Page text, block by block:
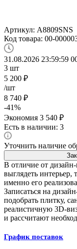
Артикул: A8809SNS
Код товара: 00-
31.08.2026 23:59:59 0
3 шт
5 200 ₽
/шт
8 740 ₽
-41%
Экономия 3 540 ₽
Есть в наличии: 3
Уточнить наличие
В отличие от дизайн-
выглядеть интерьер,
именно его
Записаться на
подобрать плитку,
реалистичную 3D-
и рассчитают
График поставок